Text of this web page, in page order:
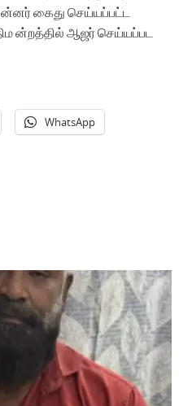
கைது செய்யப்பட்ட
ன்றத்தில் ஆஜர் செய்யப்பட
WhatsApp